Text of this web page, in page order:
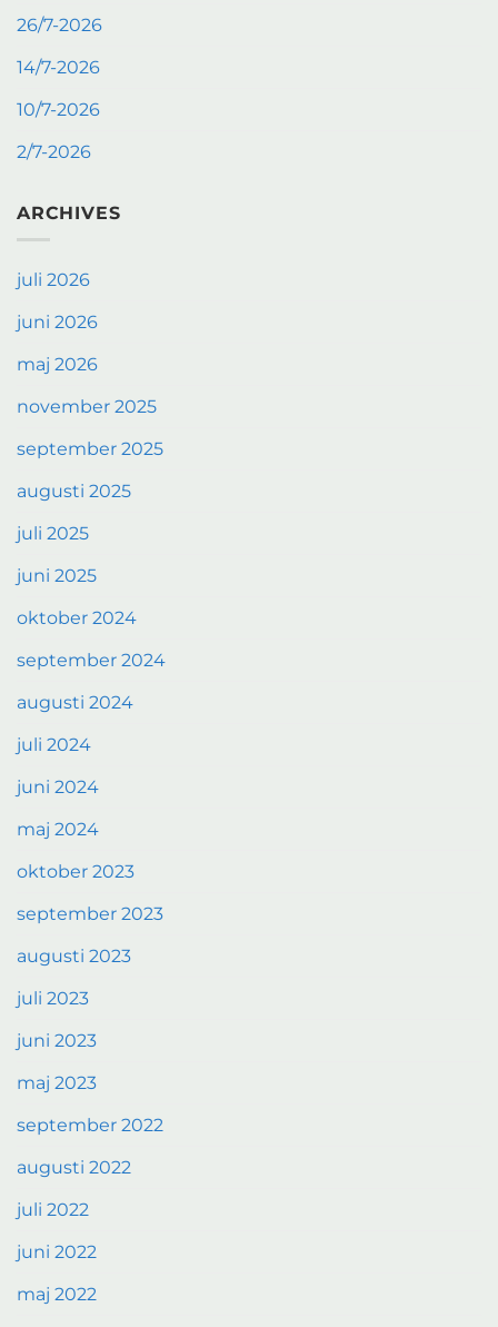
26/7-2026
14/7-2026
10/7-2026
2/7-2026
ARCHIVES
juli 2026
juni 2026
maj 2026
november 2025
september 2025
augusti 2025
juli 2025
juni 2025
oktober 2024
september 2024
augusti 2024
juli 2024
juni 2024
maj 2024
oktober 2023
september 2023
augusti 2023
juli 2023
juni 2023
maj 2023
september 2022
augusti 2022
juli 2022
juni 2022
maj 2022